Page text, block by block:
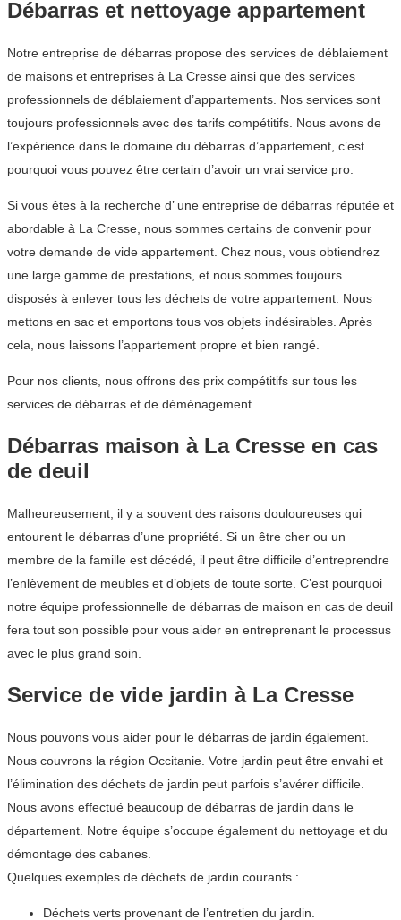
Débarras et nettoyage appartement
Notre entreprise de débarras propose des services de déblaiement
de maisons et entreprises à La Cresse ainsi que des services
professionnels de déblaiement d’appartements. Nos services sont
toujours professionnels avec des tarifs compétitifs. Nous avons de
l’expérience dans le domaine du débarras d’appartement, c’est
pourquoi vous pouvez être certain d’avoir un vrai service pro.
Si vous êtes à la recherche d’ une entreprise de débarras réputée et
abordable à La Cresse, nous sommes certains de convenir pour
votre demande de vide appartement. Chez nous, vous obtiendrez
une large gamme de prestations, et nous sommes toujours
disposés à enlever tous les déchets de votre appartement. Nous
mettons en sac et emportons tous vos objets indésirables. Après
cela, nous laissons l’appartement propre et bien rangé.
Pour nos clients, nous offrons des prix compétitifs sur tous les
services de débarras et de déménagement.
Débarras maison à La Cresse en cas
de deuil
Malheureusement, il y a souvent des raisons douloureuses qui
entourent le débarras d’une propriété. Si un être cher ou un
membre de la famille est décédé, il peut être difficile d’entreprendre
l’enlèvement de meubles et d’objets de toute sorte. C’est pourquoi
notre équipe professionnelle de débarras de maison en cas de deuil
fera tout son possible pour vous aider en entreprenant le processus
avec le plus grand soin.
Service de vide jardin à La Cresse
Nous pouvons vous aider pour le débarras de jardin également.
Nous couvrons la région Occitanie. Votre jardin peut être envahi et
l’élimination des déchets de jardin peut parfois s’avérer difficile.
Nous avons effectué beaucoup de débarras de jardin dans le
département. Notre équipe s’occupe également du nettoyage et du
démontage des cabanes.
Quelques exemples de déchets de jardin courants :
Déchets verts provenant de l’entretien du jardin.